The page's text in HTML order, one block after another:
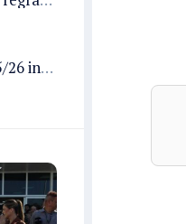
Projeto de Lei 665/26 institui política nacional para prevenção ao transfeminicídio e prevê medidas de proteção e reparação